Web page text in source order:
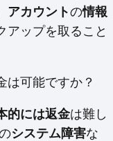
アカウントの情報
アップを取ること
は可能ですか？
的には返金は難し
システム障害な